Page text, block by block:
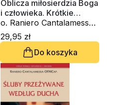
Oblicza miłosierdzia Boga
i człowieka. Krótkie
medytacje dla
niecierpliwych
o. Raniero Cantalamessa
OFM Cap.
29,95 zł
Do koszyka